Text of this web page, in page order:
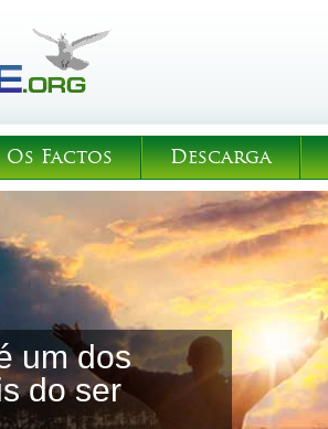
Os Factos Descarga
um dos
do ser